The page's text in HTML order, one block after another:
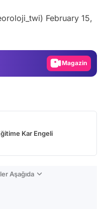
February 15,
Video
Magazin
Kar Engeli
Aşağıda